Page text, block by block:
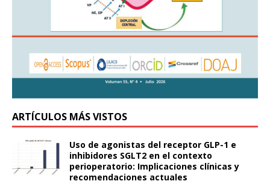
ARTÍCULOS MÁS VISTOS
Uso de agonistas del receptor GLP-1 e
inhibidores SGLT2 en el contexto
perioperatorio: Implicaciones clínicas y
recomendaciones actuales